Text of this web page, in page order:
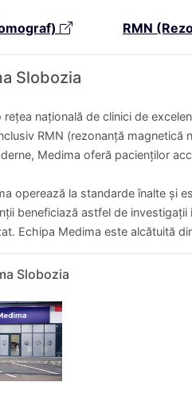
RMN
Slobozia
rețea națională de clinici de
RMN (rezonanță
Medima oferă pacienților
operează la standarde înalte și
beneficiază astfel de
Echipa Medima este alcătuită
Slobozia